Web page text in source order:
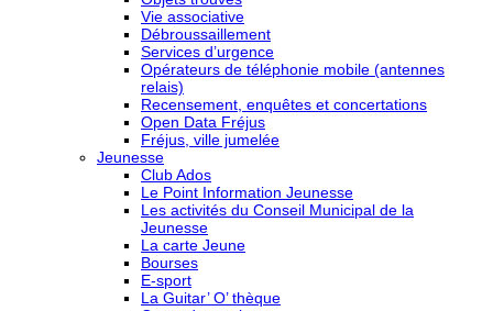
Vie associative
Débroussaillement
Services d’urgence
Opérateurs de téléphonie mobile (antennes
relais)
Recensement, enquêtes et concertations
Open Data Fréjus
Fréjus, ville jumelée
Jeunesse
Club Ados
Le Point Information Jeunesse
Les activités du Conseil Municipal de la
Jeunesse
La carte Jeune
Bourses
E-sport
La Guitar’ O’ thèque